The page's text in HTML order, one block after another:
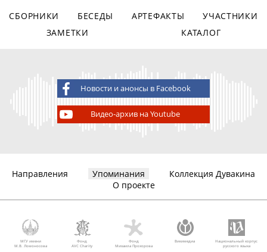
СБОРНИКИ БЕСЕДЫ АРТЕФАКТЫ
УЧАСТНИКИ
ЗАМЕТКИ
КАТАЛОГ
Новости и анонсы в Facebook
Видео-архив на Youtube
Направления Упоминания
Коллекция Дувакина
О проекте
МГУ имени
М.В. Ломоносова
Фонд
AVC Charity
Фонд
Михаила Прохорова
Викимедиа
Национальный корпус
русского языка